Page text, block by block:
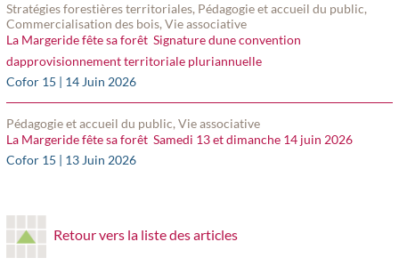
Stratégies forestières territoriales, Pédagogie et accueil du public,
Commercialisation des bois, Vie associative
La Margeride fête sa forêt  Signature dune convention
dapprovisionnement territoriale pluriannuelle
Cofor 15 | 14 Juin 2026
Pédagogie et accueil du public, Vie associative
La Margeride fête sa forêt  Samedi 13 et dimanche 14 juin 2026
Cofor 15 | 13 Juin 2026
Retour vers la liste des articles